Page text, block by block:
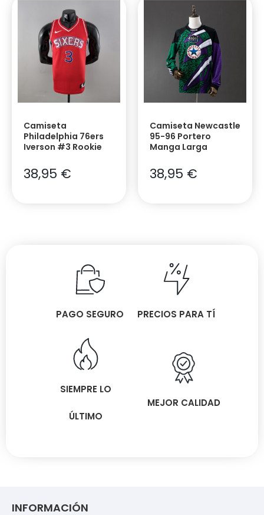
Camiseta
Philadelphia 76ers
Iverson #3 Rookie
38,95 €
Camiseta Newcastle
95-96 Portero
Manga Larga
38,95 €
PAGO SEGURO PRECIOS PARA TÍ
SIEMPRE LO
ÚLTIMO
MEJOR CALIDAD
INFORMACIÓN